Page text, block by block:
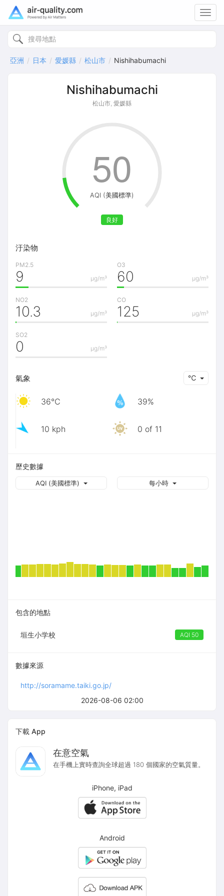
亞洲 日本 愛媛縣 松山市 Nishihabumachi
Nishihabumachi
松山市, 愛媛縣
2026-08-06 02:00
AQI (美國標準)
良好
50
汙染物
PM2.5
μg/m³
9
O3
μg/m³
60
NO2
μg/m³
10.3
CO
μg/m³
125
SO2
μg/m³
0
氣象 ℃
36℃ 39%
10 kph 0 of 11
歷史數據
每小時
AQI (美國標準)
包含的地點
垣生小学校 AQI 50
數據來源
http://soramame.taiki.go.jp/
下載 App
在意空氣
在手機上實時查詢全球超過 180 個國家的空氣質量。
iPhone, iPad
Android